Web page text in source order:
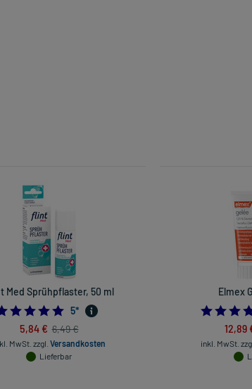
Med Sprühpflaster, 50 ml
5.0
5*
5,84 € 6,49 €
MwSt. zzgl. Versandkosten
Lieferbar
Elmex
12,89
inkl. MwSt.